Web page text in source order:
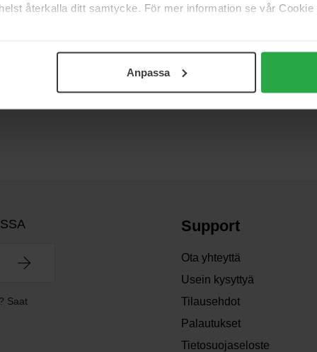
återkalla ditt samtycke. För mer information se vår
Anpassa
10 € Normaali hinta 10 €
ja hengityksen raikkaana. Bangerheadilta löydät
Saat
Support
Ota yhteyttä
Usein kysyttyä
Tilausehdot
Palautukset
Tietosuojaseloste